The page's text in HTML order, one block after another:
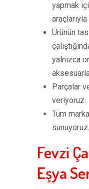
yapmak
araçlarıyla
Ürünün
yalnızca
Parçalar
veriyoruz.
Tüm
sunuyoruz.
Fevzi
Eşya